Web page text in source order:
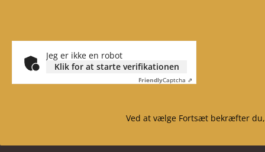
Jeg er ikke en robot
Klik for at starte verifikationen
FriendlyCaptcha ⇗
Ved at vælge Fortsæt bekræfter